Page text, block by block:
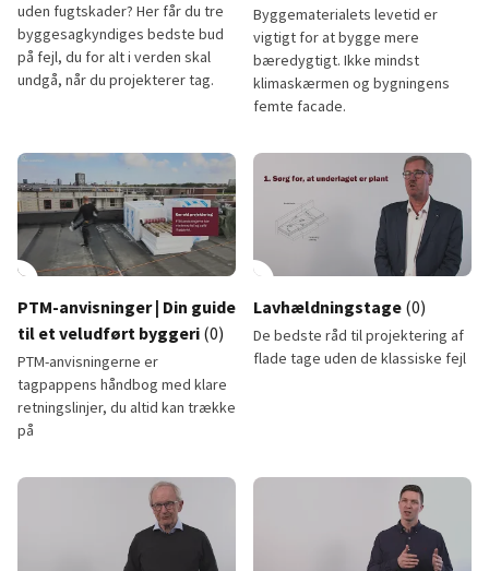
uden fugtskader? Her får du tre
byggesagkyndiges bedste bud
på fejl, du for alt i verden skal
undgå, når du projekterer tag.
Den byggesagkyndiges 3 typiske fejl
Byggematerialets levetid er
vigtigt for at bygge mere
bæredygtigt. Ikke mindst
klimaskærmen og bygningens
femte facade.
TGA-levetider: Dokumenteret
PTM-anvisninger | Din guide
til et veludført byggeri (0)
PTM-anvisningerne er
tagpappens håndbog med klare
retningslinjer, du altid kan trække
på
play_circle
2:01
Lavhældningstage (0)
De bedste råd til projektering af
flade tage uden de klassiske fejl